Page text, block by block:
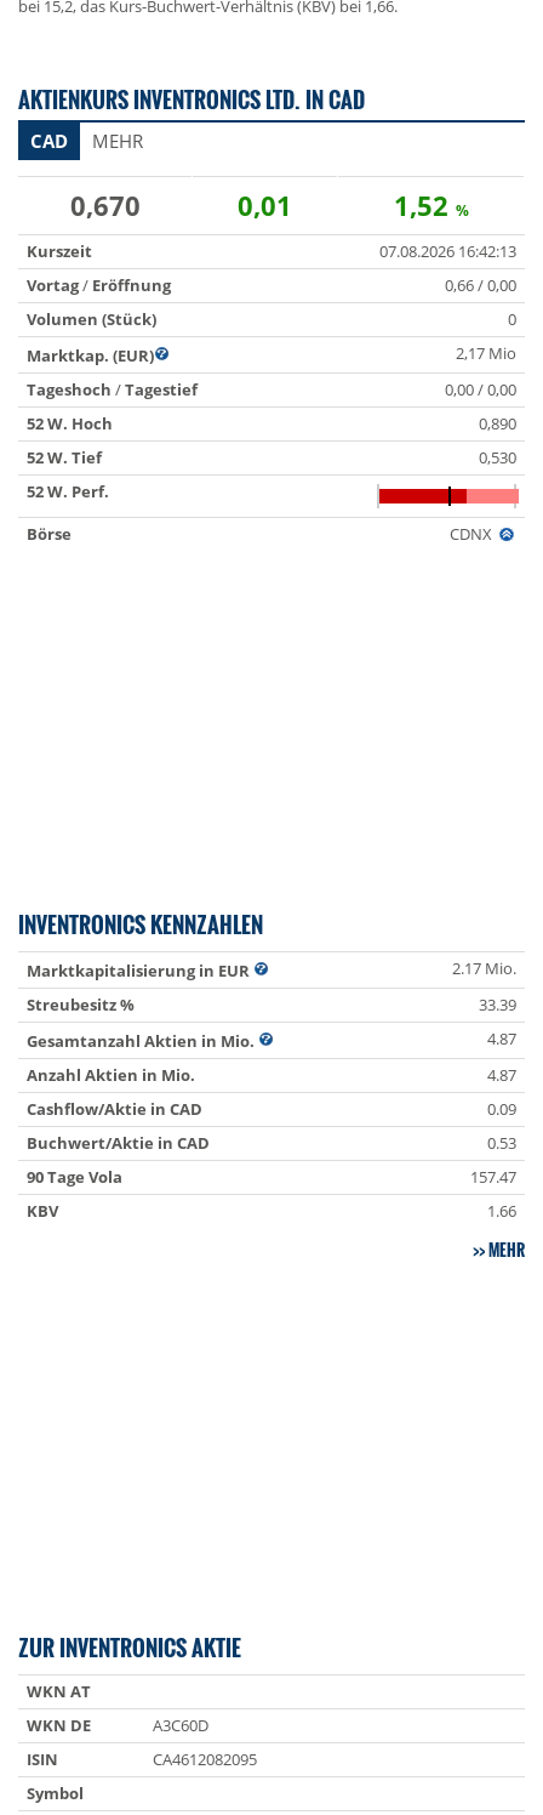
bei 15,2, das Kurs-Buchwert-Verhältnis (KBV) bei 1,66.
AKTIENKURS INVENTRONICS LTD. IN CAD
CAD MEHR
0,670 0,01 1,52 %
Kurszeit
07.08.2026 16:42:13
Vortag/ Eröffnung
0,66 / 0,00
Volumen (Stück)
0
Marktkap. (EUR)
2,17 Mio
Tageshoch /Tagestief
0,00 / 0,00
52 W. Hoch
0,890
52 W. Tief
0,530
52 W. Perf.
Börse
CDNX
INVENTRONICS KENNZAHLEN
Marktkapitalisierung in EUR
2.17 Mio.
Streubesitz %
33.39
Gesamtanzahl Aktien in Mio.
4.87
Anzahl Aktien in Mio.
4.87
Cashflow/Aktie in CAD
0.09
Buchwert/Aktie in CAD
0.53
90 Tage Vola
157.47
KBV
1.66
MEHR
ZUR INVENTRONICS AKTIE
WKN AT
WKN DE
A3C60D
ISIN
CA4612082095
Symbol